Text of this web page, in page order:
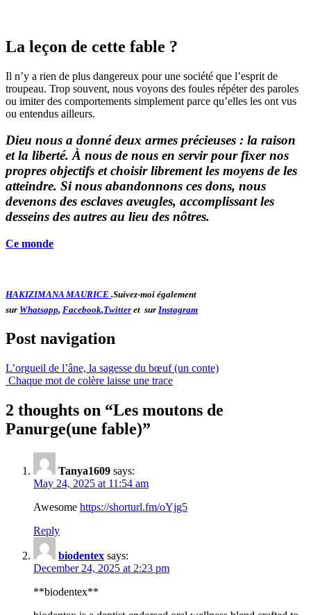
La leçon de cette fable ?
Il n’y a rien de plus dangereux pour une société que l’esprit de
troupeau. Trop souvent, nous voyons des foules répéter des paroles
ou imiter des comportements simplement parce qu’elles les ont vus
ou entendus ailleurs.
Dieu nous a donné deux armes précieuses : la raison
et la liberté. À nous de nous en servir pour fixer nos
propres objectifs et choisir librement les moyens de les
atteindre. Si nous abandonnons ces dons, nous
devenons des esclaves aveugles, accomplissant les
desseins des autres au lieu des nôtres.
Ce monde
HAKIZIMANA MAURICE .Suivez-moi également
sur Whatsapp, Facebook,Twitter et sur Instagram
Post navigation
L’orgueil de l’âne, la sagesse du bœuf (un conte)
Chaque mot de colère laisse une trace
2 thoughts on “Les moutons de
Panurge(une fable)”
Tanya1609 says:
May 24, 2025 at 11:54 am
Awesome https://shorturl.fm/oYjg5
Reply
biodentex says:
December 24, 2025 at 2:23 pm
**biodentex**